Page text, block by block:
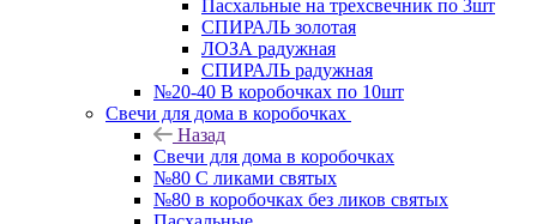
Пасхальные на трехсвечник по 3шт
СПИРАЛЬ золотая
ЛОЗА радужная
СПИРАЛЬ радужная
№20-40 В коробочках по 10шт
Свечи для дома в коробочках
Назад
Свечи для дома в коробочках
№80 С ликами святых
№80 в коробочках без ликов святых